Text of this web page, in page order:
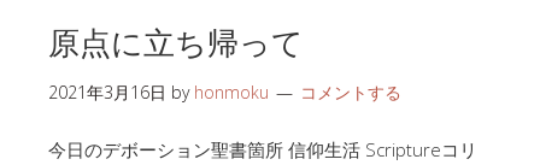
原点に立ち帰って
2021年3月16日 by honmoku コメントする
今日のデボーション聖書箇所 信仰生活 Scriptureコリ